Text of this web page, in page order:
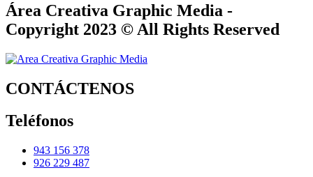
Área Creativa Graphic Media -
Copyright 2023 © All Rights Reserved
CONTÁCTENOS
Teléfonos
943 156 378
926 229 487